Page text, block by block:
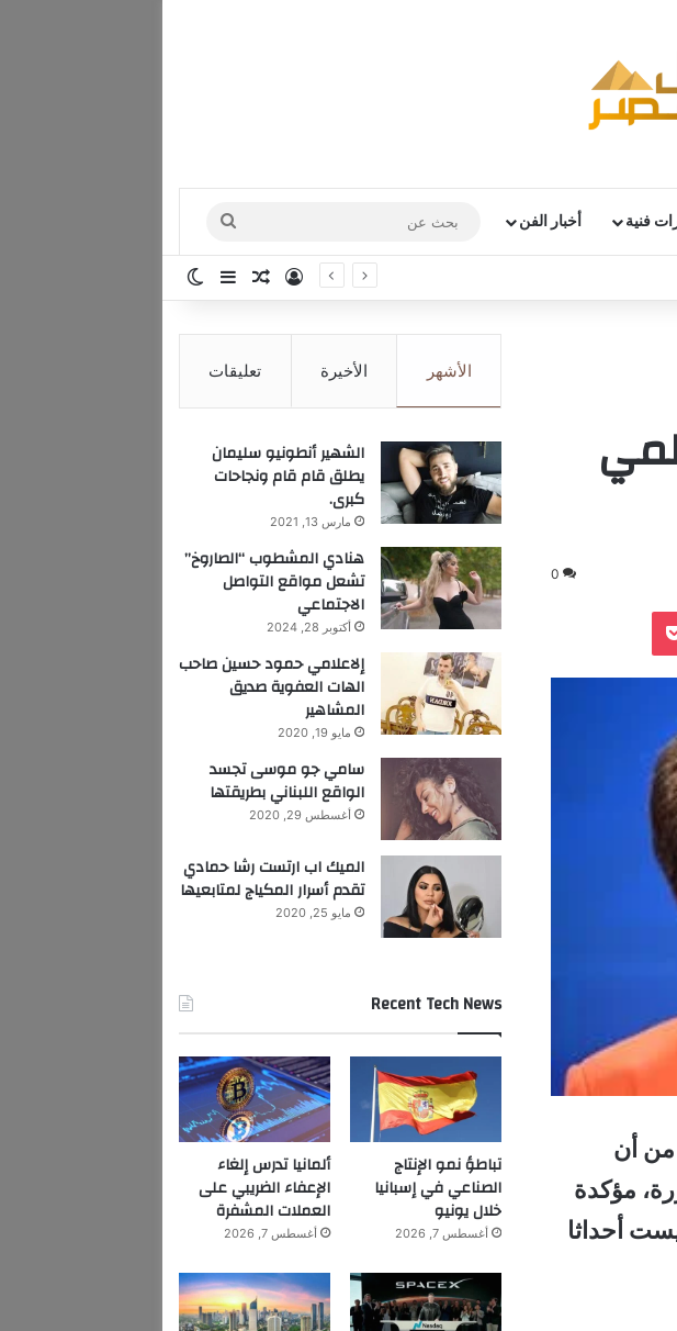
فنية أخبار الفن
عن
تسجيل الدخول
مقال عشوائي
إضافة عمود جانبي
0
‫Pocket
من أن
مؤكدة
أحداثا
الأشهر الأخيرة تعليقات
الشهير أنطونيو سليمان
يطلق قام قام ونجاحات
كبرى.
مارس 13, 2021
هنادي المشطوب “الصاروخ”
تشعل مواقع التواصل
الاجتماعي
أكتوبر 28, 2024
إلاعلامي حمود حسين صاحب
الهات العفوية صديق
المشاهير
مايو 19, 2020
سامي جو موسى تجسد
الواقع اللبناني بطريقتها
أغسطس 29, 2020
الميك اب ارتست رشا حمادي
تقدم أسرار المكياج لمتابعيها
مايو 25, 2020
Recent Tech News
تباطؤ نمو الإنتاج
الصناعي في إسبانيا
خلال يونيو
أغسطس 7, 2026
ألمانيا تدرس إلغاء
الإعفاء الضريبي على
العملات المشفرة
أغسطس 7, 2026